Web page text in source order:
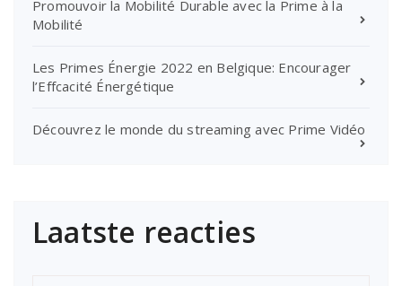
Promouvoir la Mobilité Durable avec la Prime à la
Mobilité
Les Primes Énergie 2022 en Belgique: Encourager
l’Effcacité Énergétique
Découvrez le monde du streaming avec Prime Vidéo
Laatste reacties